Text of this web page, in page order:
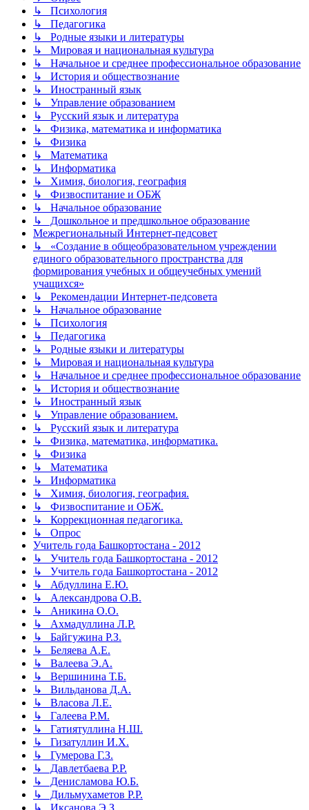
↳ Психология
↳ Педагогика
↳ Родные языки и литературы
↳ Мировая и национальная культура
↳ Начальное и среднее профессиональное образование
↳ История и обществознание
↳ Иностранный язык
↳ Управление образованием
↳ Русский язык и литература
↳ Физика, математика и информатика
↳ Физика
↳ Математика
↳ Информатика
↳ Химия, биология, география
↳ Физвоспитание и ОБЖ
↳ Начальное образование
↳ Дошкольное и предшкольное образование
Межрегиональный Интернет-педсовет
↳ «Создание в общеобразовательном учреждении
единого образовательного пространства для
формирования учебных и общеучебных умений
учащихся»
↳ Рекомендации Интернет-педсовета
↳ Начальное образование
↳ Психология
↳ Педагогика
↳ Родные языки и литературы
↳ Мировая и национальная культура
↳ Начальное и среднее профессиональное образование
↳ История и обществознание
↳ Иностранный язык
↳ Управление образованием.
↳ Русский язык и литература
↳ Физика, математика, информатика.
↳ Физика
↳ Математика
↳ Информатика
↳ Химия, биология, география.
↳ Физвоспитание и ОБЖ.
↳ Коррекционная педагогика.
↳ Опрос
Учитель года Башкортостана - 2012
↳ Учитель года Башкортостана - 2012
↳ Учитель года Башкортостана - 2012
↳ Абдуллина Е.Ю.
↳ Александрова О.В.
↳ Аникина О.О.
↳ Ахмадуллина Л.Р.
↳ Байгужина Р.З.
↳ Беляева А.Е.
↳ Валеева Э.А.
↳ Вершинина Т.Б.
↳ Вильданова Д.А.
↳ Власова Л.Е.
↳ Галеева Р.М.
↳ Гатиятуллина Н.Ш.
↳ Гизатуллин И.Х.
↳ Гумерова Г.З.
↳ Давлетбаева Р.Р.
↳ Денисламова Ю.Б.
↳ Дильмухаметов Р.Р.
↳ Иксанова Э.З.